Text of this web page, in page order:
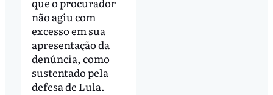
não agiu com
excesso em sua
apresentação da
denúncia, como
sustentado pela
defesa de Lula.